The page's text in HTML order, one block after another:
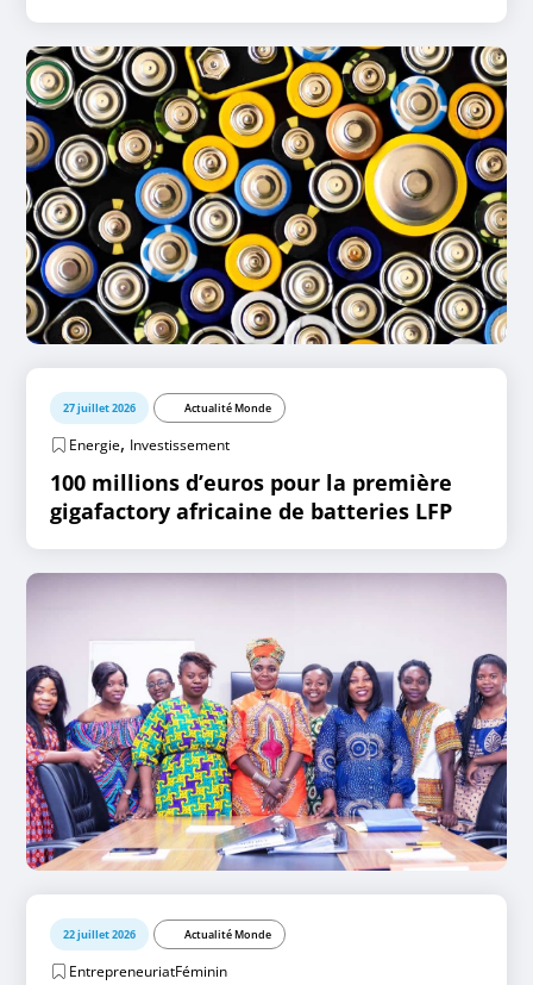
27 juillet 2026 Actualité Monde
Energie, Investissement
100 millions d’euros pour la première
gigafactory africaine de batteries LFP
22 juillet 2026 Actualité Monde
EntrepreneuriatFéminin